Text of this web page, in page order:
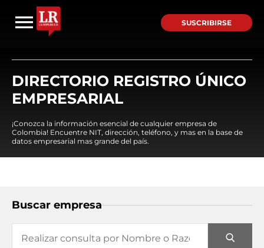
SUSCRIBIRSE
DIRECTORIO REGISTRO ÚNICO
EMPRESARIAL
¡Conozca la información esencial de cualquier empresa de
Colombia! Encuentre NIT, dirección, teléfono, y mas en la base de
datos empresarial mas grande del país.
Buscar empresa